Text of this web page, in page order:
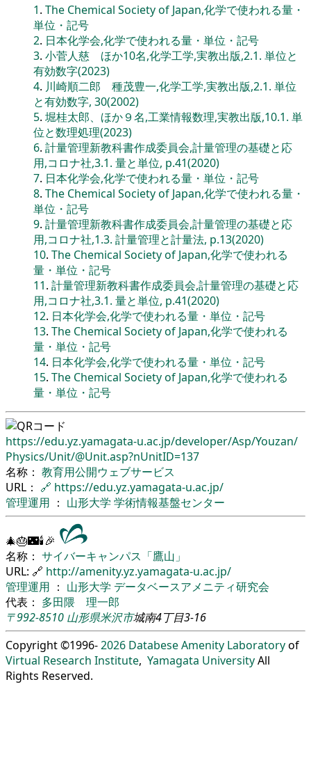
1. The Chemical Society of Japan,化学で使われる量・
単位・記号
2. 日本化学会,化学で使われる量・単位・記号
3. 小菅人慈 ほか10名,化学工学,実教出版,2.1. 単位と
有効数字(2023)
4. 川崎順二郎 種茂豊一,化学工学,実教出版,2.1. 単位
と有効数字, 30(2002)
5. 堀桂太郎、ほか９名,工業情報数理,実教出版,10.1. 単
位と数理処理(2023)
6. 計量管理新教科書作成委員会,計量管理の基礎と応
用,コロナ社,3.1. 量と単位, p.41(2020)
7. 日本化学会,化学で使われる量・単位・記号
8. The Chemical Society of Japan,化学で使われる量・
単位・記号
9. 計量管理新教科書作成委員会,計量管理の基礎と応
用,コロナ社,1.3. 計量管理と計量法, p.13(2020)
10. The Chemical Society of Japan,化学で使われる
量・単位・記号
11. 計量管理新教科書作成委員会,計量管理の基礎と応
用,コロナ社,3.1. 量と単位, p.41(2020)
12. 日本化学会,化学で使われる量・単位・記号
13. The Chemical Society of Japan,化学で使われる
量・単位・記号
14. 日本化学会,化学で使われる量・単位・記号
15. The Chemical Society of Japan,化学で使われる
量・単位・記号
https://edu.yz.yamagata-u.ac.jp/developer/Asp/Youzan/
Physics/Unit/@Unit.asp?nUnitID=137
名称： 教育用公開ウェブサービス
URL： 🔗 https://edu.yz.yamagata-u.ac.jp/
管理運用 ： 山形大学 学術情報基盤センター
🎄🎂🌃🕯🎉
名称： サイバーキャンパス「鷹山」
URL: 🔗 http://amenity.yz.yamagata-u.ac.jp/
管理運用 ： 山形大学 データベースアメニティ研究会
代表： 多田隈 理一郎
〒992-8510 山形県米沢市城南4丁目3-16
Copyright ©1996-2026 Databese Amenity Laboratoryof
Virtual Research Institute, Yamagata UniversityAll
Rights Reserved.